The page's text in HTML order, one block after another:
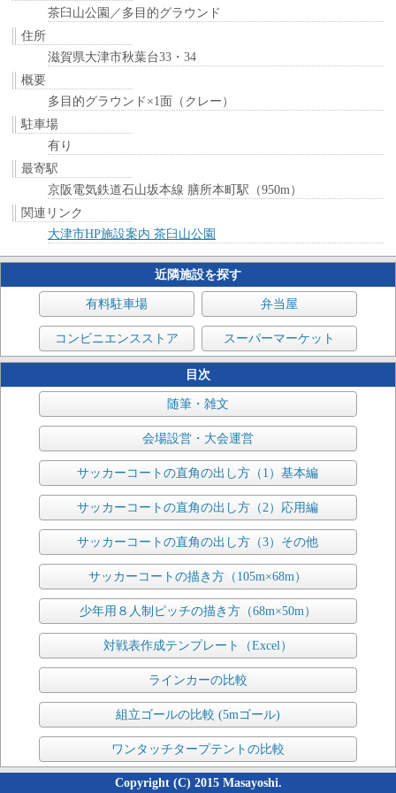
茶臼山公園／多目的グラウンド
住所
滋賀県大津市秋葉台33・34
概要
多目的グラウンド×1面（クレー）
駐車場
有り
最寄駅
京阪電気鉄道石山坂本線 膳所本町駅（950m）
関連リンク
大津市HP施設案内 茶臼山公園
近隣施設を探す
有料駐車場 弁当屋
コンビニエンスストア スーパーマーケット
目次
随筆・雑文
会場設営・大会運営
サッカーコートの直角の出し方（1）基本編
サッカーコートの直角の出し方（2）応用編
サッカーコートの直角の出し方（3）その他
サッカーコートの描き方（105m×68m）
少年用８人制ピッチの描き方（68m×50m）
対戦表作成テンプレート（Excel）
ラインカーの比較
組立ゴールの比較 (5mゴール)
ワンタッチタープテントの比較
Copyright (C) 2015 Masayoshi.